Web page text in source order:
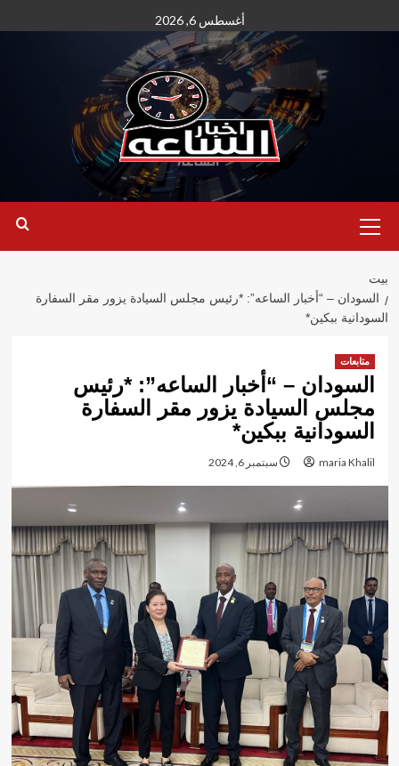
إلى
أغسطس 6, 2026
الأساسية
بيت
السودان – “أخبار الساعه”: *رئيس مجلس السيادة يزور مقر السفارة
السودانية ببكين*
متابعات
السودان – “أخبار الساعه”: *رئيس
مجلس السيادة يزور مقر السفارة
السودانية ببكين*
maria Khalil سبتمبر 6, 2024